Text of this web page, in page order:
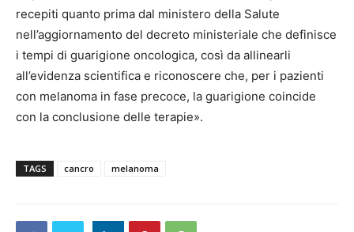
recepiti quanto prima dal ministero della Salute
nell’aggiornamento del decreto ministeriale che definisce
i tempi di guarigione oncologica, così da allinearli
all’evidenza scientifica e riconoscere che, per i pazienti
con melanoma in fase precoce, la guarigione coincide
con la conclusione delle terapie».
TAGS cancro melanoma